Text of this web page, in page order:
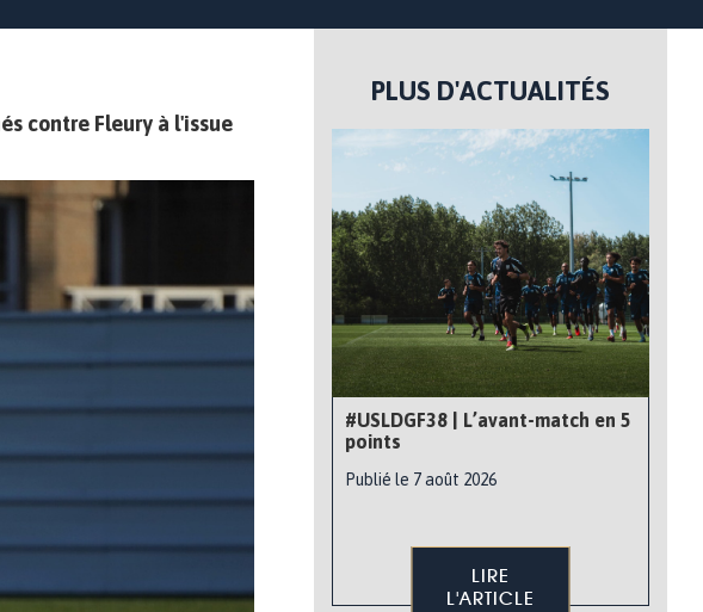
contre Fleury à l'issue
PLUS D'ACTUALITÉS
#USLDGF38 | L’avant-match en 5
points
Publié le 7 août 2026
LIRE
L'ARTICLE